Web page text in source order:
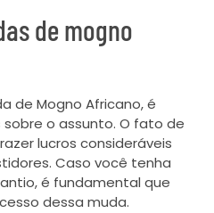
de mogno
de Mogno Africano, é
o assunto. O fato de
lucros consideráveis
Caso você tenha
é fundamental que
dessa muda.